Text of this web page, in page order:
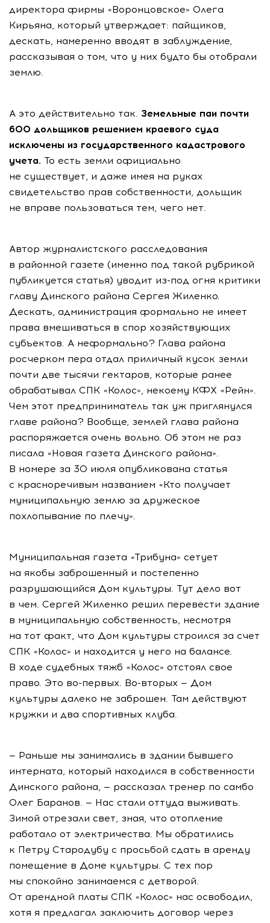
директора фирмы «Воронцовское» Олега
Кирьяна, который утверждает: пайщиков,
дескать, намеренно вводят в заблуждение,
рассказывая о том, что у них будто бы отобрали
землю.
А это действительно так. Земельные паи почти
600 дольщиков решением краевого суда
исключены из государственного кадастрового
учета. То есть земли официально
не существует, и даже имея на руках
свидетельство прав собственности, дольщик
не вправе пользоваться тем, чего нет.
Автор журналистского расследования
в районной газете (именно под такой рубрикой
публикуется статья) уводит из-под огня критики
главу Динского района Сергея Жиленко.
Дескать, администрация формально не имеет
права вмешиваться в спор хозяйствующих
субъектов. А неформально? Глава района
росчерком пера отдал приличный кусок земли
почти две тысячи гектаров, которые ранее
обрабатывал СПК «Колос», некоему КФХ «Рейн».
Чем этот предприниматель так уж приглянулся
главе района? Вообще, землей глава района
распоряжается очень вольно. Об этом не раз
писала «Новая газета Динского района».
В номере за 30 июля опубликована статья
с красноречивым названием «Кто получает
муниципальную землю за дружеское
похлопывание по плечу».
Муниципальная газета «Трибуна» сетует
на якобы заброшенный и постепенно
разрушающийся Дом культуры. Тут дело вот
в чем. Сергей Жиленко решил перевести здание
в муниципальную собственность, несмотря
на тот факт, что Дом культуры строился за счет
СПК «Колос» и находится у него на балансе.
В ходе судебных тяжб «Колос» отстоял свое
право. Это во-первых. Во-вторых — Дом
культуры далеко не заброшен. Там действуют
кружки и два спортивных клуба.
— Раньше мы занимались в здании бывшего
интерната, который находился в собственности
Динского района, — рассказал тренер по самбо
Олег Баранов. — Нас стали оттуда выживать.
Зимой отрезали свет, зная, что отопление
работало от электричества. Мы обратились
к Петру Стародубу с просьбой сдать в аренду
помещение в Доме культуры. С тех пор
мы спокойно занимаемся с детворой.
От арендной платы СПК «Колос» нас освободил,
хотя я предлагал заключить договор через